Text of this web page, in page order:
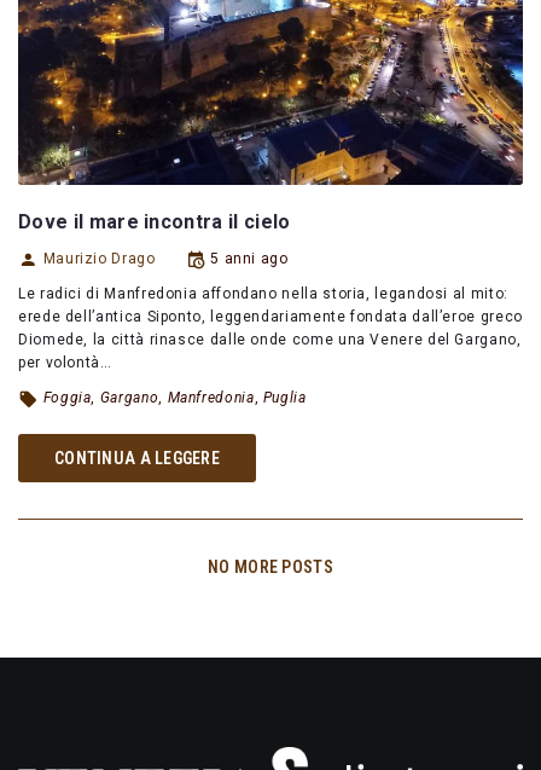
Dove il mare incontra il cielo
Maurizio Drago 5 anni ago
Le radici di Manfredonia affondano nella storia, legandosi al mito:
erede dell’antica Siponto, leggendariamente fondata dall’eroe greco
Diomede, la città rinasce dalle onde come una Venere del Gargano,
per volontà…
Foggia, Gargano, Manfredonia, Puglia
CONTINUA A LEGGERE
NO MORE POSTS